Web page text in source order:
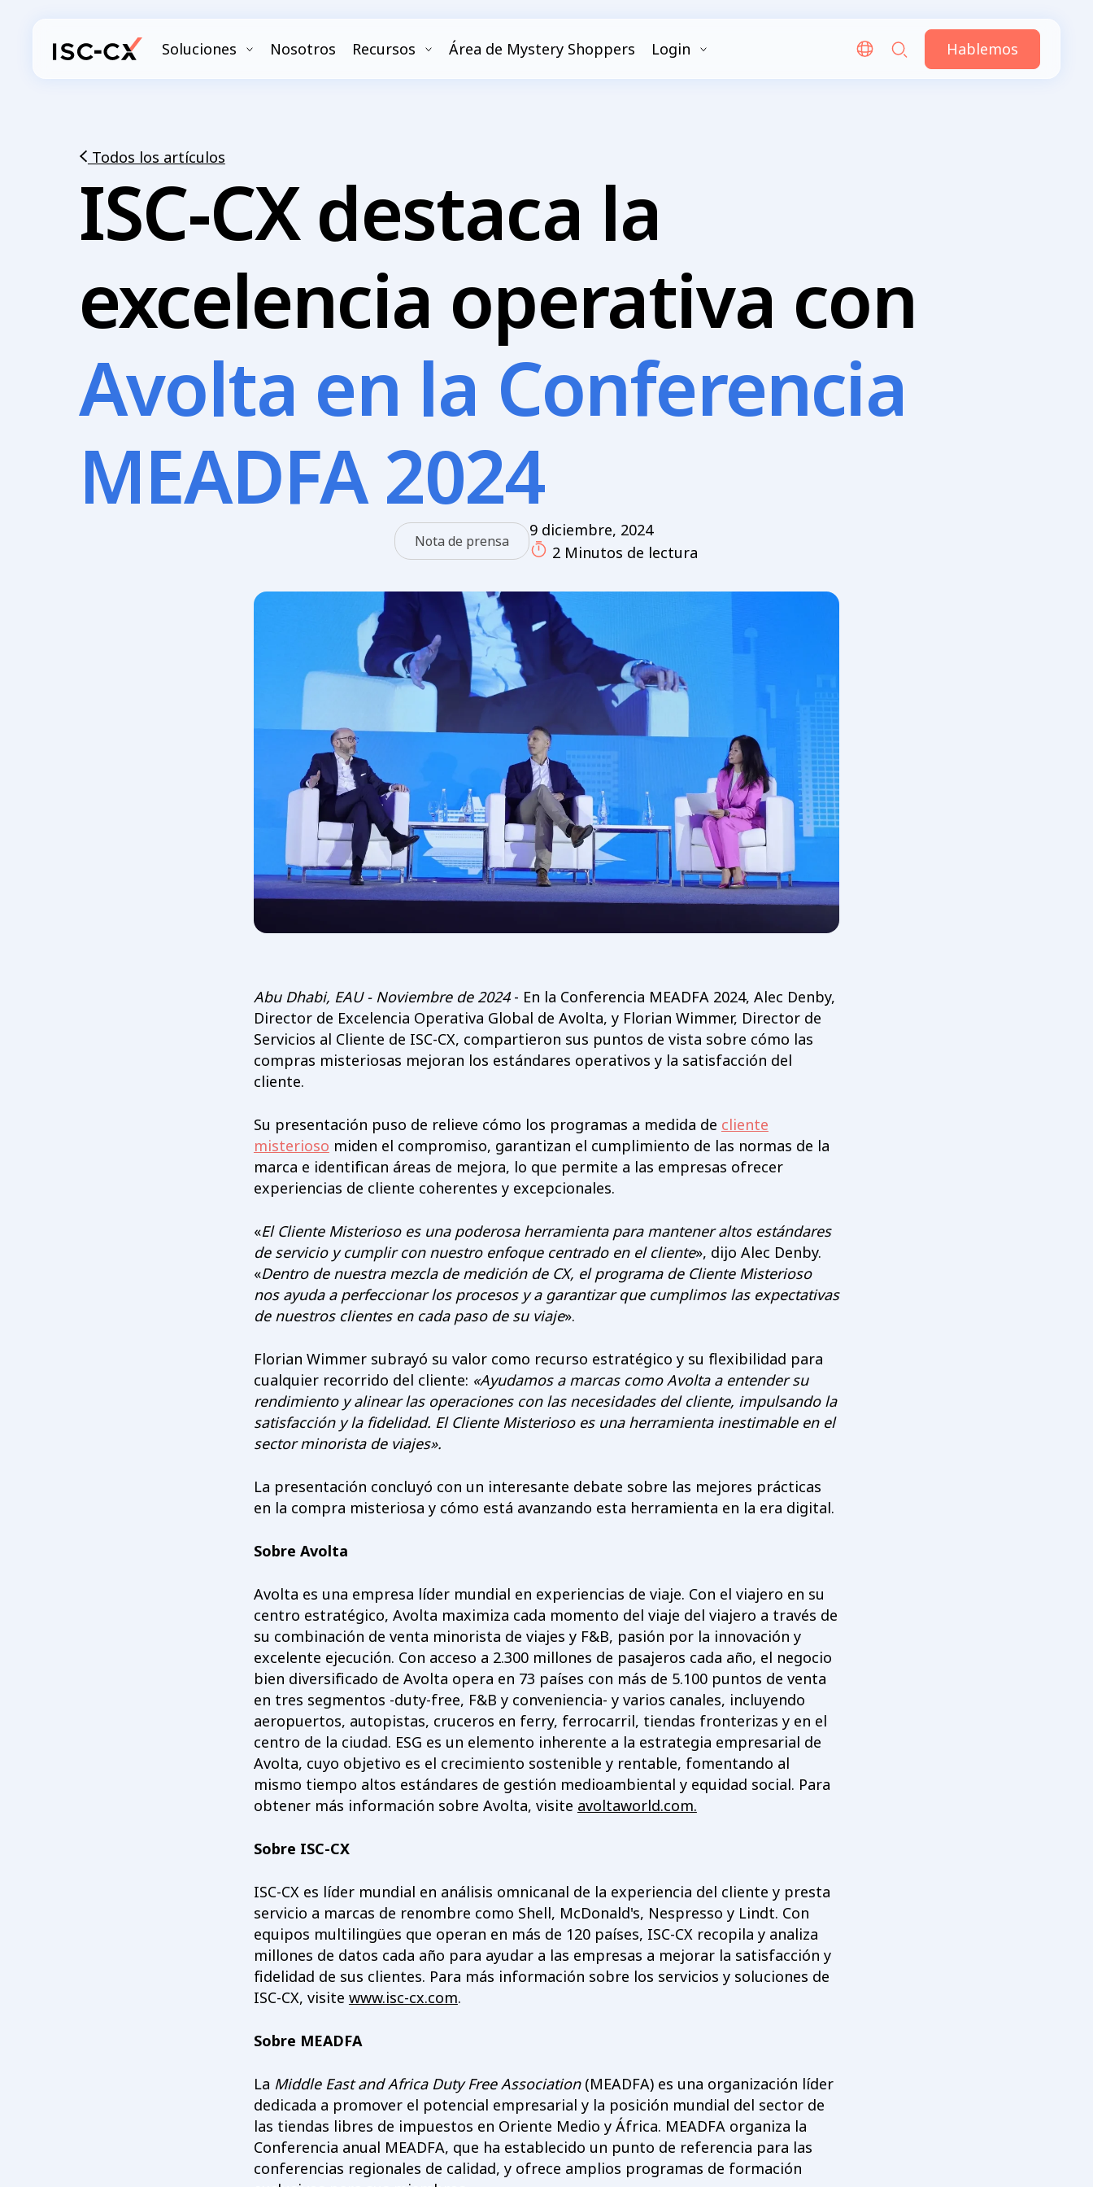
contenido
principal
Soluciones Nosotros Recursos Área de Mystery Shoppers Login Hablemos
Todos los artículos
ISC-CX destaca la
excelencia operativa con
Avolta en la Conferencia
MEADFA 2024
Nota de prensa
9 diciembre, 2024
2 Minutos de lectura
Abu Dhabi, EAU - Noviembre de 2024- En la Conferencia MEADFA 2024, Alec Denby,
Director de Excelencia Operativa Global de Avolta, y Florian Wimmer, Director de
Servicios al Cliente de ISC-CX, compartieron sus puntos de vista sobre cómo las
compras misteriosas mejoran los estándares operativos y la satisfacción del
cliente.
Su presentación puso de relieve cómo los programas a medida de cliente
misterioso miden el compromiso, garantizan el cumplimiento de las normas de la
marca e identifican áreas de mejora, lo que permite a las empresas ofrecer
experiencias de cliente coherentes y excepcionales.
«El Cliente Misterioso es una poderosa herramienta para mantener altos estándares
de servicio y cumplir con nuestro enfoque centrado en el cliente», dijo Alec Denby.
«Dentro de nuestra mezcla de medición de CX, el programa de Cliente Misterioso
nos ayuda a perfeccionar los procesos y a garantizar que cumplimos las expectativas
de nuestros clientes en cada paso de su viaje».
Florian Wimmer subrayó su valor como recurso estratégico y su flexibilidad para
cualquier recorrido del cliente: «Ayudamos a marcas como Avolta a entender su
rendimiento y alinear las operaciones con las necesidades del cliente, impulsando la
satisfacción y la fidelidad. El Cliente Misterioso es una herramienta inestimable en el
sector minorista de viajes».
La presentación concluyó con un interesante debate sobre las mejores prácticas
en la compra misteriosa y cómo está avanzando esta herramienta en la era digital.
Sobre Avolta
Avolta es una empresa líder mundial en experiencias de viaje. Con el viajero en su
centro estratégico, Avolta maximiza cada momento del viaje del viajero a través de
su combinación de venta minorista de viajes y F&B, pasión por la innovación y
excelente ejecución. Con acceso a 2.300 millones de pasajeros cada año, el negocio
bien diversificado de Avolta opera en 73 países con más de 5.100 puntos de venta
en tres segmentos -duty-free, F&B y conveniencia- y varios canales, incluyendo
aeropuertos, autopistas, cruceros en ferry, ferrocarril, tiendas fronterizas y en el
centro de la ciudad. ESG es un elemento inherente a la estrategia empresarial de
Avolta, cuyo objetivo es el crecimiento sostenible y rentable, fomentando al
mismo tiempo altos estándares de gestión medioambiental y equidad social. Para
obtener más información sobre Avolta, visite avoltaworld.com.
Sobre ISC-CX
ISC-CX es líder mundial en análisis omnicanal de la experiencia del cliente y presta
servicio a marcas de renombre como Shell, McDonald's, Nespresso y Lindt. Con
equipos multilingües que operan en más de 120 países, ISC-CX recopila y analiza
millones de datos cada año para ayudar a las empresas a mejorar la satisfacción y
fidelidad de sus clientes. Para más información sobre los servicios y soluciones de
ISC-CX, visite www.isc-cx.com.
Sobre MEADFA
La Middle East and Africa Duty Free Association(MEADFA) es una organización líder
dedicada a promover el potencial empresarial y la posición mundial del sector de
las tiendas libres de impuestos en Oriente Medio y África. MEADFA organiza la
Conferencia anual MEADFA, que ha establecido un punto de referencia para las
conferencias regionales de calidad, y ofrece amplios programas de formación